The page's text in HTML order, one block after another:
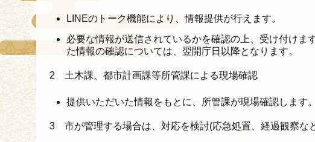
LINEのトーク機能により、情報提供が行えます。
必要な情報が送信されているかを確認の上、受け付け
た情報の確認については、翌開庁日以降となります。
2 土木課、都市計画課等所管課による現場確認
提供いただいた情報をもとに、所管課が現場確認します。
3 市が管理する場合は、対応を検討(応急処置、経過観察な